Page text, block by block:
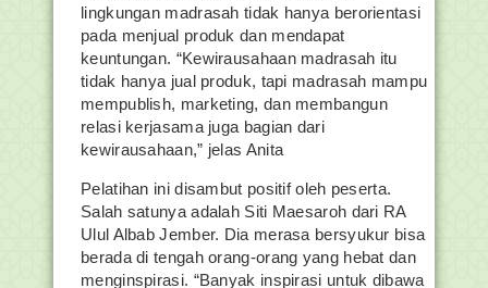
lingkungan madrasah tidak hanya berorientasi
pada menjual produk dan mendapat
keuntungan. “Kewirausahaan madrasah itu
tidak hanya jual produk, tapi madrasah mampu
mempublish, marketing, dan membangun
relasi kerjasama juga bagian dari
kewirausahaan,” jelas Anita
Pelatihan ini disambut positif oleh peserta.
Salah satunya adalah Siti Maesaroh dari RA
Ulul Albab Jember. Dia merasa bersyukur bisa
berada di tengah orang-orang yang hebat dan
menginspirasi. “Banyak inspirasi untuk dibawa